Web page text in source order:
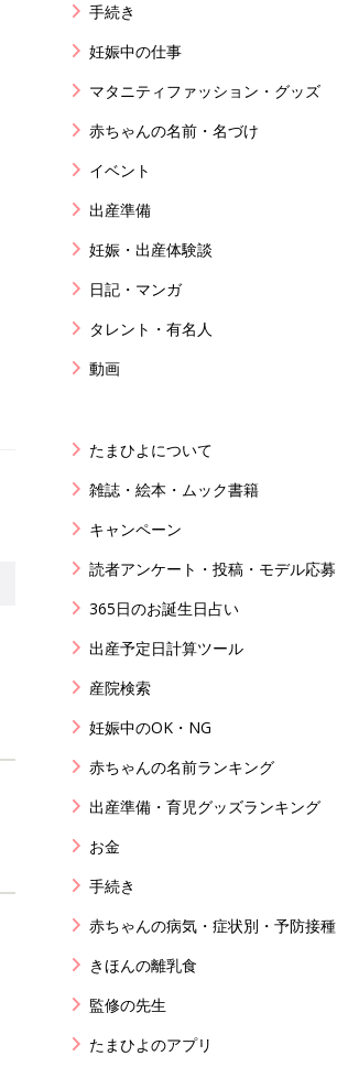
手続き
妊娠中の仕事
マタニティファッション・グッズ
赤ちゃんの名前・名づけ
イベント
出産準備
妊娠・出産体験談
日記・マンガ
タレント・有名人
動画
たまひよについて
雑誌・絵本・ムック書籍
キャンペーン
読者アンケート・投稿・モデル応募
365日のお誕生日占い
出産予定日計算ツール
産院検索
妊娠中のOK・NG
赤ちゃんの名前ランキング
出産準備・育児グッズランキング
お金
手続き
赤ちゃんの病気・症状別・予防接種
きほんの離乳食
監修の先生
たまひよのアプリ